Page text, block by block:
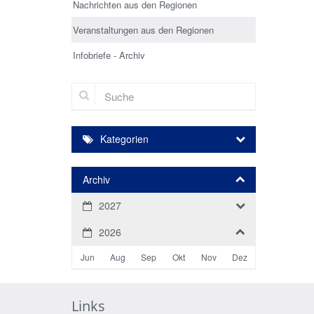
Nachrichten aus den Regionen
Veranstaltungen aus den Regionen
Infobriefe - Archiv
Suche
Kategorien
Archiv
2027
2026
Jun Aug Sep Okt Nov Dez
Links